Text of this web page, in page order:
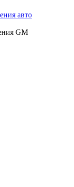
авто
GM